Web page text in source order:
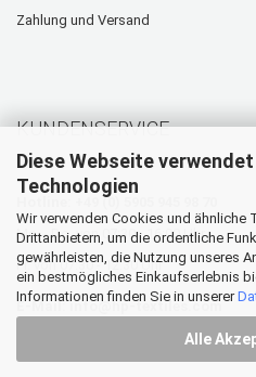
Diese Webseite
Technologien
Wir verwenden Cookies und ähnliche
Drittanbietern, um die ordentliche
gewährleisten, die Nutzung unseres
ein bestmögliches Einkaufserlebnis
Informationen finden Sie in unserer
Alle
Zahlung und Versand
KUNDENSERVICE
Hotline: +49 (0) 5905 945 98 70
Mo. - Do. von 07:30 - 16:00 Uhr
Fr. von 07:30 - 12:30 Uhr
E-Mail:info@hp-textiles.com